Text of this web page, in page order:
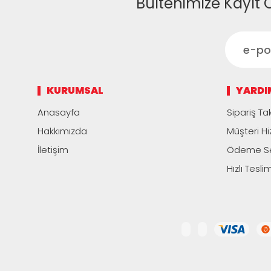
KURUMSAL
Anasayfa
Hakkımızda
İletişim
Sipariş
Müşteri
Ödeme
Hızlı